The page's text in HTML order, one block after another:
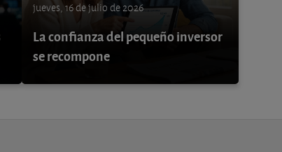
jueves, 16 de julio de 2026
La confianza del pequeño inversor
se recompone